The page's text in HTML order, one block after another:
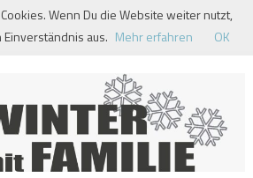
Wenn Du die Website weiter nutzt,
aus. Mehr erfahren OK